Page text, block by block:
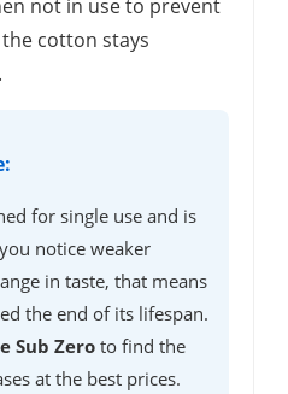
not in use to prevent
cotton stays
for single use and is
notice weaker
in taste, that means
the end of its lifespan.
Sub Zero to find the
at the best prices.